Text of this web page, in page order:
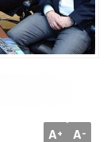
A+ A-